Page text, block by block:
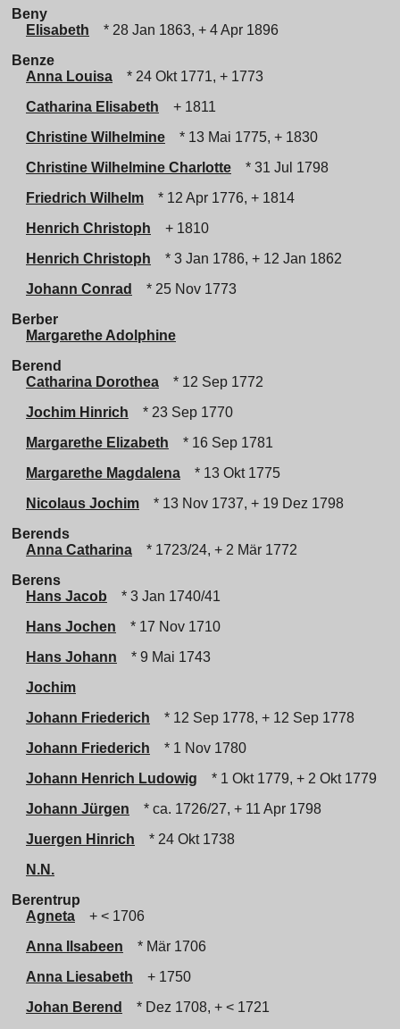
Beny
Elisabeth
* 28 Jan 1863, + 4 Apr 1896
Benze
Anna Louisa
* 24 Okt 1771, + 1773
Catharina Elisabeth
+ 1811
Christine Wilhelmine
* 13 Mai 1775, + 1830
Christine Wilhelmine Charlotte
* 31 Jul 1798
Friedrich Wilhelm
* 12 Apr 1776, + 1814
Henrich Christoph
+ 1810
Henrich Christoph
* 3 Jan 1786, + 12 Jan 1862
Johann Conrad
* 25 Nov 1773
Berber
Margarethe Adolphine
Berend
Catharina Dorothea
* 12 Sep 1772
Jochim Hinrich
* 23 Sep 1770
Margarethe Elizabeth
* 16 Sep 1781
Margarethe Magdalena
* 13 Okt 1775
Nicolaus Jochim
* 13 Nov 1737, + 19 Dez 1798
Berends
Anna Catharina
* 1723/24, + 2 Mär 1772
Berens
Hans Jacob
* 3 Jan 1740/41
Hans Jochen
* 17 Nov 1710
Hans Johann
* 9 Mai 1743
Jochim
Johann Friederich
* 12 Sep 1778, + 12 Sep 1778
Johann Friederich
* 1 Nov 1780
Johann Henrich Ludowig
* 1 Okt 1779, + 2 Okt 1779
Johann Jürgen
* ca. 1726/27, + 11 Apr 1798
Juergen Hinrich
* 24 Okt 1738
N.N.
Berentrup
Agneta
+ < 1706
Anna Ilsabeen
* Mär 1706
Anna Liesabeth
+ 1750
Johan Berend
* Dez 1708, + < 1721